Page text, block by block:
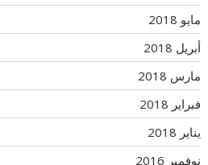
مايو 2018
أبريل 2018
مارس 2018
فبراير 2018
يناير 2018
نوفمبر 2016